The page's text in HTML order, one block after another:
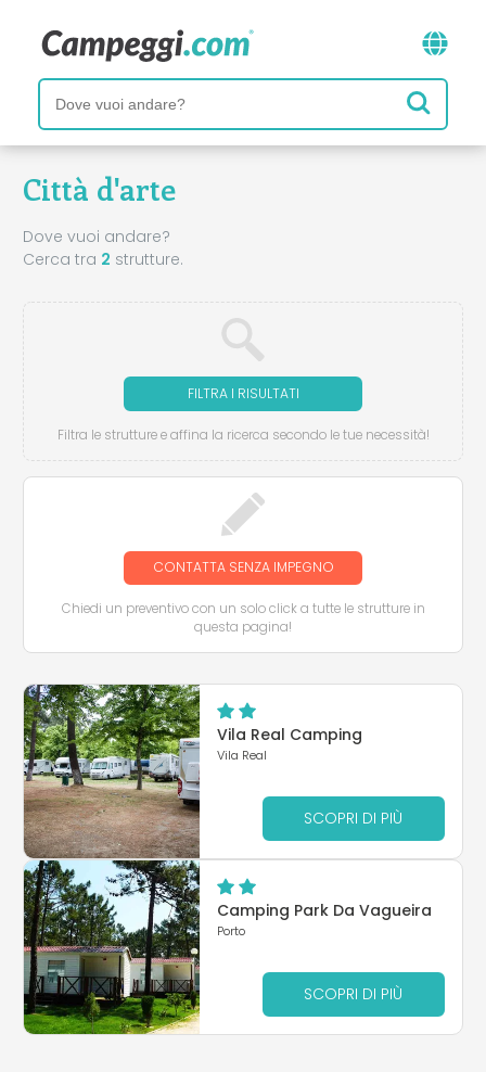
Città d'arte
Dove vuoi andare?
Cerca tra 2 strutture.
FILTRA I RISULTATI
Filtra le strutture e affina la ricerca secondo le tue necessità!
CONTATTA SENZA IMPEGNO
Chiedi un preventivo con un solo click a tutte le strutture in
questa pagina!
Vila Real Camping
Vila Real
SCOPRI DI PIÙ
Camping Park Da Vagueira
Porto
SCOPRI DI PIÙ